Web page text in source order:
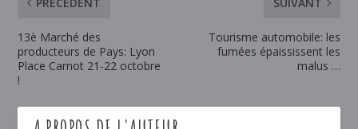
PRÉCÉDENT
13è Marché des
producteurs de Pays: Lyon
Place Carnot 21-22 octobre
!
SUIVANT
Tourisme automobile: les
fumées épaississent les
malus …